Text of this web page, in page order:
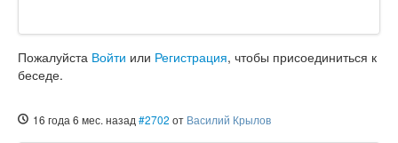
Пожалуйста Войти или Регистрация, чтобы присоединиться к
беседе.
16 года 6 мес. назад #2702 от Василий Крылов